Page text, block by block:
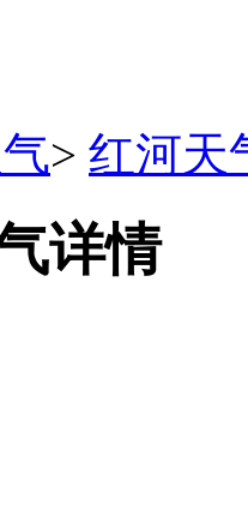
> 红河天
详情